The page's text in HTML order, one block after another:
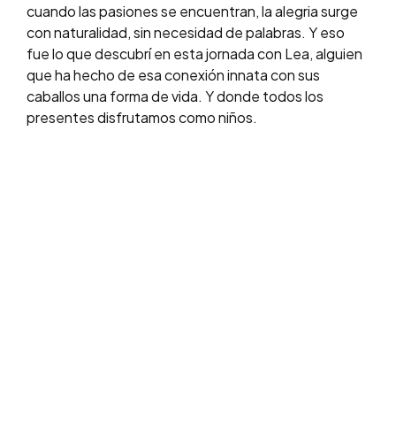
cuando las pasiones se encuentran, la alegria surge
con naturalidad, sin necesidad de palabras. Y eso
fue lo que descubrí en esta jornada con Lea, alguien
que ha hecho de esa conexión innata con sus
caballos una forma de vida. Y donde todos los
presentes disfrutamos como niños.